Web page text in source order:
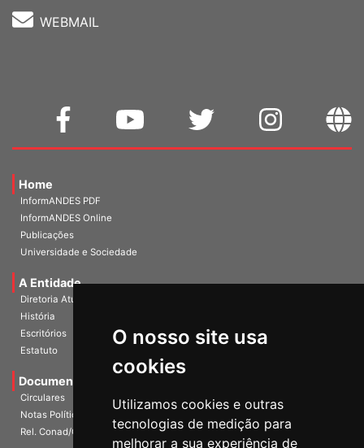
O nosso site usa
cookies
Utilizamos cookies e outras
tecnologias de medição para
melhorar a sua experiência de
WEBMAIL
Home
InformANDES PDF
InformANDES Online
Publicações
Universidade e Sociedade
A Entidade
Diretoria Atual
História
Escritórios
Estatuto
Documentos
Circulares
Notas Políticas
Rel. Conad/Congresso